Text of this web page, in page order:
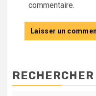
commentaire.
RECHERCHER